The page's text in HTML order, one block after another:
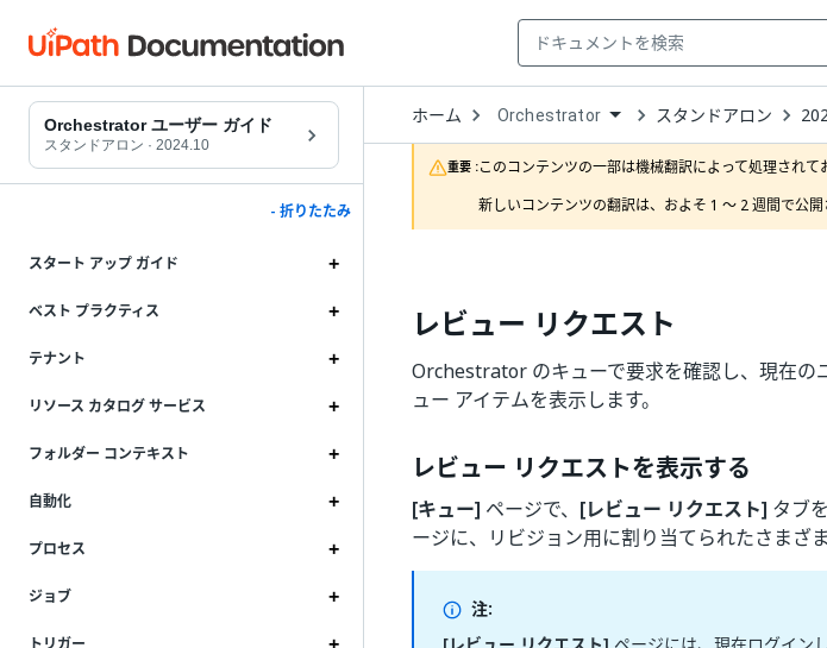
Orchestrator ユーザー ガイド
スタンドアロン · 2024.10
- 折りたたみ
スタート アップ ガイド
ベスト プラクティス
テナント
リソース カタログ サービス
フォルダー コンテキスト
自動化
プロセス
ジョブ
ホーム Open
Dropdown
to
choose
product
Orchestrator スタンドアロン
重要 :このコンテンツの一部は機械翻訳によって処理され
新しいコンテンツの翻訳は、およそ 1 ～ 2 週間で公開
レビュー リクエスト
Orchestrator のキューで要求を確認し、現在の
ュー アイテムを表示します。
レビュー リクエストを表示する
[キュー] ページで、 [レビュー リクエスト] タブ
ージに、リビジョン用に割り当てられたさまざ
注: